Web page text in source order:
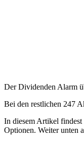
Der Dividenden Alarm
Bei den restlichen 247
In diesem Artikel
Optionen. Weiter unten